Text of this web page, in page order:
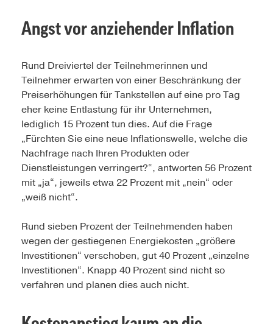
Angst vor anziehender Inflation
Rund Dreiviertel der Teilnehmerinnen und
Teilnehmer erwarten von einer Beschränkung der
Preiserhöhungen für Tankstellen auf eine pro Tag
eher keine Entlastung für ihr Unternehmen,
lediglich 15 Prozent tun dies. Auf die Frage
„Fürchten Sie eine neue Inflationswelle, welche die
Nachfrage nach Ihren Produkten oder
Dienstleistungen verringert?“, antworten 56 Prozent
mit „ja“, jeweils etwa 22 Prozent mit „nein“ oder
„weiß nicht“.
Rund sieben Prozent der Teilnehmenden haben
wegen der gestiegenen Energiekosten „größere
Investitionen“ verschoben, gut 40 Prozent „einzelne
Investitionen“. Knapp 40 Prozent sind nicht so
verfahren und planen dies auch nicht.